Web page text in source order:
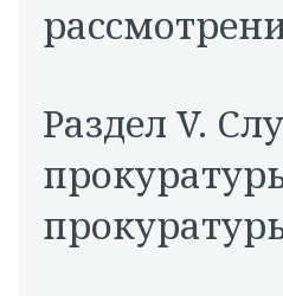
Раздел V.